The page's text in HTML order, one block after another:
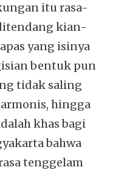
itu rasa-
kian-
yang isinya
bentuk pun
tidak saling
hingga
khas bagi
bahwa
tenggelam